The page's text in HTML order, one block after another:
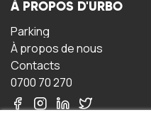
À PROPOS D'URBO
Parking
À propos de nous
Contacts
0700 70 270